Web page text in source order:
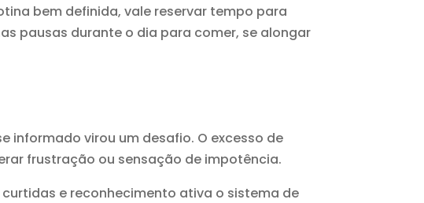
bem definida, vale reservar tempo para
pausas durante o dia para comer, se alongar
virou um desafio. O excesso de
frustração ou sensação de impotência.
e reconhecimento ativa o sistema de